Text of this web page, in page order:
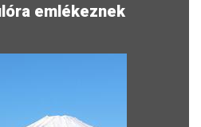
emlékeznek